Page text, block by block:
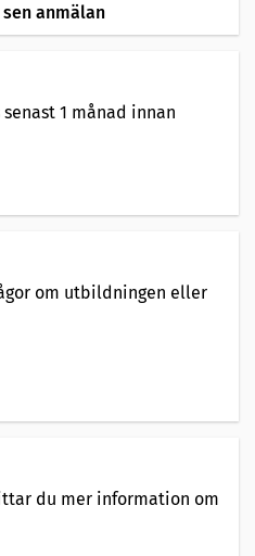
anmälan
1 månad innan
om utbildningen eller
du mer information om